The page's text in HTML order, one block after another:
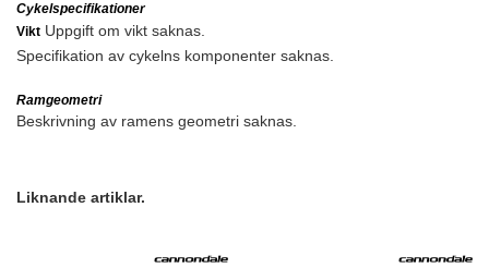
Cykelspecifikationer
Vikt Uppgift om vikt saknas.
Specifikation av cykelns komponenter saknas.
Ramgeometri
Beskrivning av ramens geometri saknas.
Liknande artiklar.